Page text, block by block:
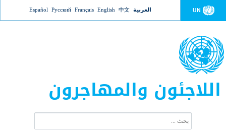
Jump to navigation UN العربية 中文
English
Français
Русский
Español
اللاجئون والمهاجرون
ب